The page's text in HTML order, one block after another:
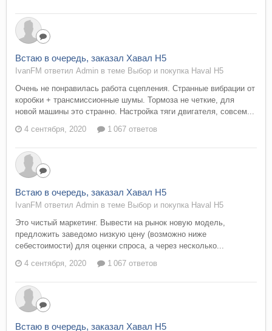
Встаю в очередь, заказал Хавал Н5
IvanFM ответил Admin в теме Выбор и покупка Haval H5
Очень не понравилась работа сцепления. Странные вибрации от
коробки + трансмиссионные шумы. Тормоза не четкие, для
новой машины это странно. Настройка тяги двигателя, совсем...
4 сентября, 2020
1 067 ответов
Встаю в очередь, заказал Хавал Н5
IvanFM ответил Admin в теме Выбор и покупка Haval H5
Это чистый маркетинг. Вывести на рынок новую модель,
предложить заведомо низкую цену (возможно ниже
себестоимости) для оценки спроса, а через несколько...
4 сентября, 2020
1 067 ответов
Встаю в очередь, заказал Хавал Н5